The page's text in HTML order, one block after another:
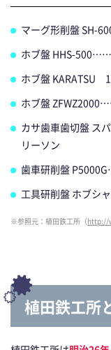
マーグ形削盤 SH-
ホブ盤 HHS-
ホブ盤 KARATSU
ホブ盤
カサ歯車歯切盤 ス
リーソン
歯車研削盤
工具研削盤 ホブ
※参照元：植田鉄工所（http://
植田鉄工所